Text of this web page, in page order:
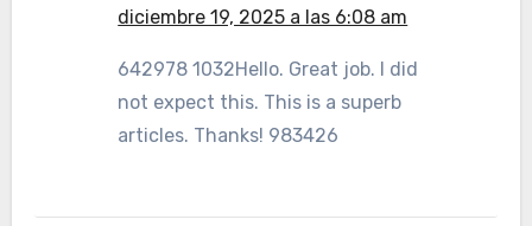
diciembre 19, 2025 a las 6:08 am
642978 1032Hello. Great job. I did
not expect this. This is a superb
articles. Thanks! 983426